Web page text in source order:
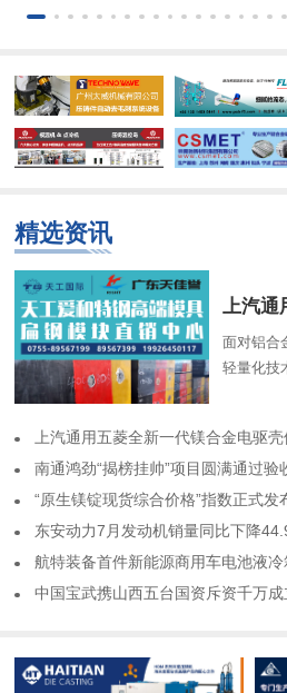
精选资讯
面对铝合
轻量化技
上汽通用五菱全新一代镁合金电驱
南通鸿劲“揭榜挂帅”项目圆满通过验
​“原生镁锭现货综合价格”指数正式发
东安动力7月发动机销量同比下降
航特装备首件新能源商用车电池液
中国宝武携山西五台国资斥资千万成